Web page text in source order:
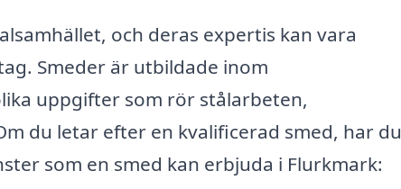
och deras expertis kan vara
Smeder är utbildade inom
uppgifter som rör stålarbeten,
du letar efter en kvalificerad smed, har du
som en smed kan erbjuda i Flurkmark: